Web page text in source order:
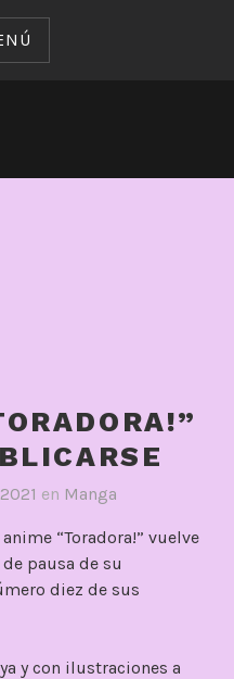
en Manga
“Toradora!” vuelve
pausa de su
diez de sus
y con ilustraciones a